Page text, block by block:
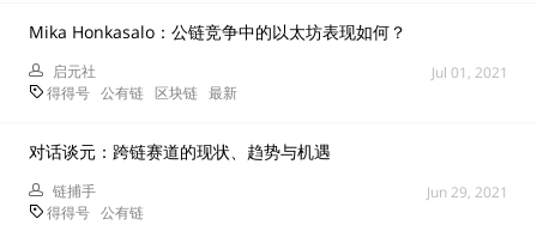
Mika Honkasalo：公链竞争中的以太坊表现如何？
启元社
Jul 01, 2021
得得号 公有链 区块链 最新
对话谈元：跨链赛道的现状、趋势与机遇
链捕手
Jun 29, 2021
得得号 公有链